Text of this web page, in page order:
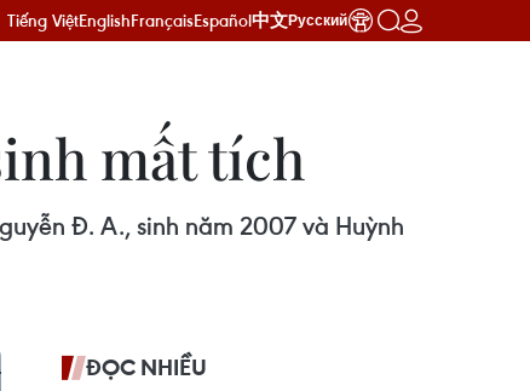
Tiếng ViệtEnglishFrançaisEspañol中文Русский
mất tích
Đ. A., sinh năm 2007 và Huỳnh
ĐỌC NHIỀU